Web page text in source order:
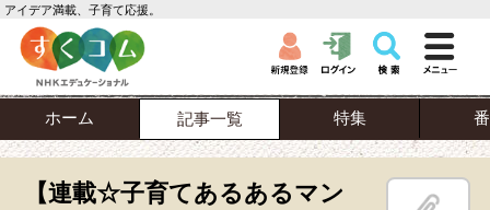
アイデア満載、子育て応援。
ホーム 記事一覧 特集
【連載☆子育てあるあるマン